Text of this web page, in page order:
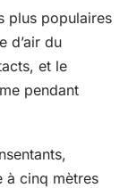
plus populaires
d’air du
et le
pendant
à cinq mètres